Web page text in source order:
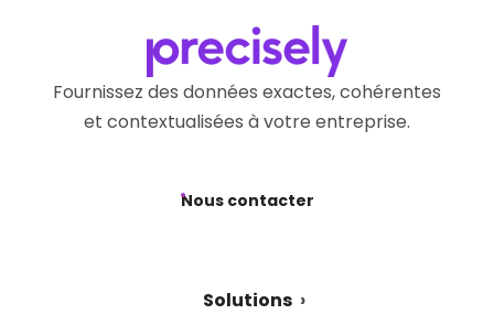
Fournissez des données exactes, cohérentes
et contextualisées à votre entreprise.
Nous contacter
Solutions